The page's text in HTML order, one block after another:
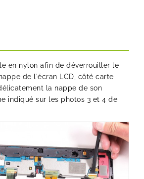
en nylon afin de déverrouiller le
de l'écran LCD, côté carte
la nappe de son
indiqué sur les photos 3 et 4 de